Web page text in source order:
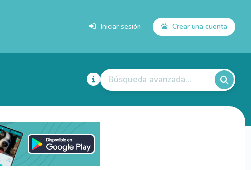
Iniciar sesión Crear una cuenta
Búsqueda avanzada...